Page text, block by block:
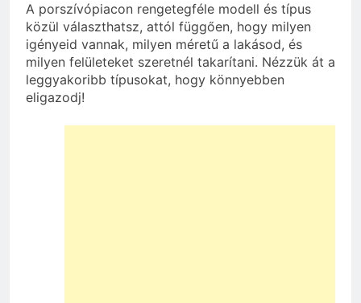
A porszívópiacon rengetegféle modell és típus
közül választhatsz, attól függően, hogy milyen
igényeid vannak, milyen méretű a lakásod, és
milyen felületeket szeretnél takarítani. Nézzük át a
leggyakoribb típusokat, hogy könnyebben
eligazodj!